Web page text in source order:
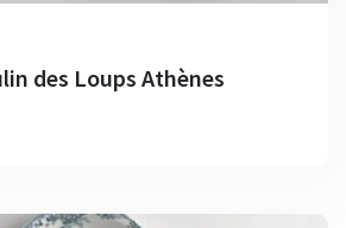
des Loups Athènes